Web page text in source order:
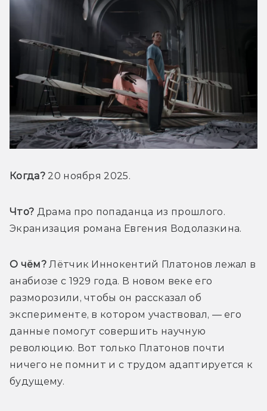
Когда? 20 ноября 2025.
Что? Драма про попаданца из прошлого.
Экранизация романа Евгения Водолазкина.
О чём? Лётчик Иннокентий Платонов лежал в
анабиозе с 1929 года. В новом веке его
разморозили, чтобы он рассказал об
эксперименте, в котором участвовал, — его
данные помогут совершить научную
революцию. Вот только Платонов почти
ничего не помнит и с трудом адаптируется к
будущему.